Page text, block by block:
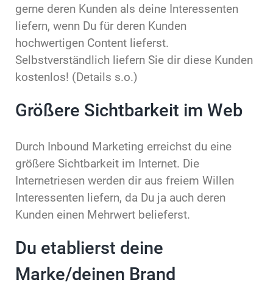
gerne deren Kunden als deine Interessenten
liefern, wenn Du für deren Kunden
hochwertigen Content lieferst.
Selbstverständlich liefern Sie dir diese Kunden
kostenlos! (Details s.o.)
Größere Sichtbarkeit im Web
Durch Inbound Marketing erreichst du eine
größere Sichtbarkeit im Internet. Die
Internetriesen werden dir aus freiem Willen
Interessenten liefern, da Du ja auch deren
Kunden einen Mehrwert belieferst.
Du etablierst deine
Marke/deinen Brand